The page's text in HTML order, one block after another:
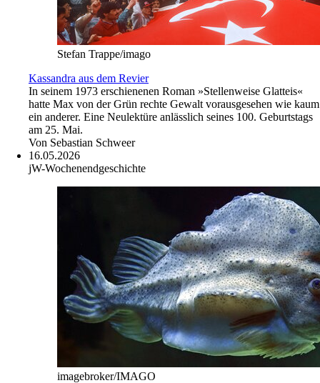
Stefan Trappe/imago
Kassandra aus dem Revier
In seinem 1973 erschienenen Roman »Stellenweise Glatteis«
hatte Max von der Grün rechte Gewalt vorausgesehen wie kaum
ein anderer. Eine Neulektüre anlässlich seines 100. Geburtstags
am 25. Mai.
Von Sebastian Schweer
16.05.2026
jW-Wochenendgeschichte
imagebroker/IMAGO